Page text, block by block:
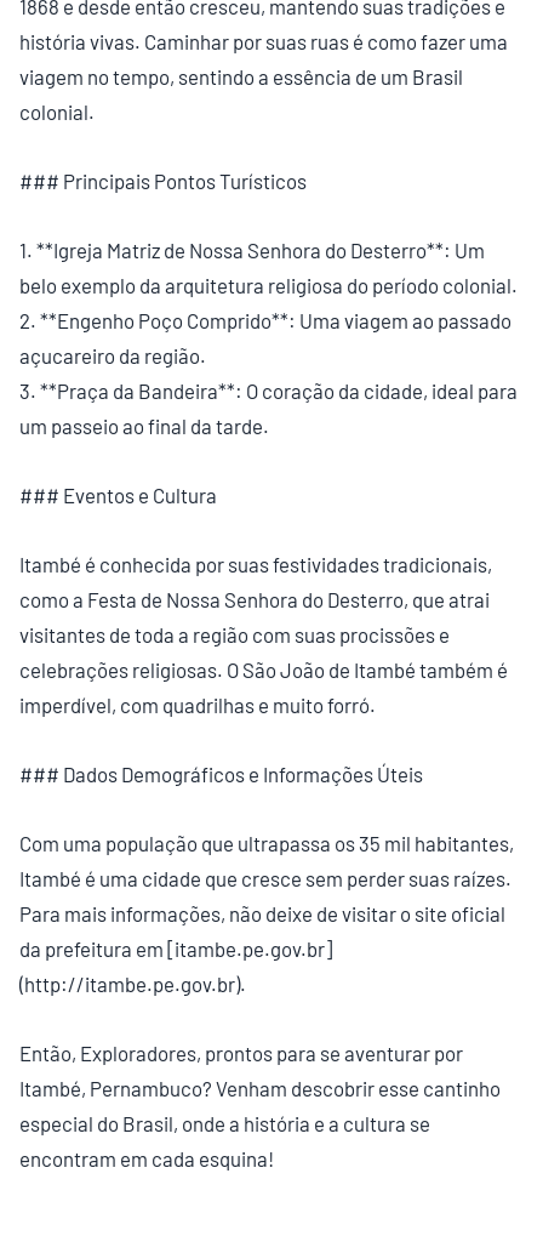
1868 e desde então cresceu, mantendo suas tradições e
história vivas. Caminhar por suas ruas é como fazer uma
viagem no tempo, sentindo a essência de um Brasil
colonial.
### Principais Pontos Turísticos
1. **Igreja Matriz de Nossa Senhora do Desterro**: Um
belo exemplo da arquitetura religiosa do período colonial.
2. **Engenho Poço Comprido**: Uma viagem ao passado
açucareiro da região.
3. **Praça da Bandeira**: O coração da cidade, ideal para
um passeio ao final da tarde.
### Eventos e Cultura
Itambé é conhecida por suas festividades tradicionais,
como a Festa de Nossa Senhora do Desterro, que atrai
visitantes de toda a região com suas procissões e
celebrações religiosas. O São João de Itambé também é
imperdível, com quadrilhas e muito forró.
### Dados Demográficos e Informações Úteis
Com uma população que ultrapassa os 35 mil habitantes,
Itambé é uma cidade que cresce sem perder suas raízes.
Para mais informações, não deixe de visitar o site oficial
da prefeitura em [itambe.pe.gov.br]
(http://itambe.pe.gov.br).
Então, Exploradores, prontos para se aventurar por
Itambé, Pernambuco? Venham descobrir esse cantinho
especial do Brasil, onde a história e a cultura se
encontram em cada esquina!